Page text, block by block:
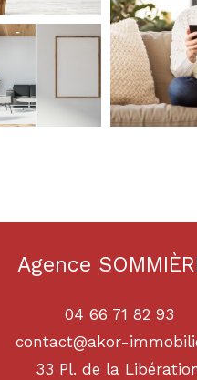
Agence
04 66 71 82 93
contact@akor-
33 Pl. de la